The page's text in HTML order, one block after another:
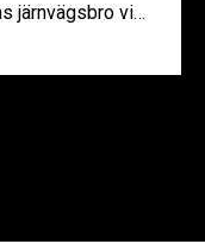
järnvägsbro vid